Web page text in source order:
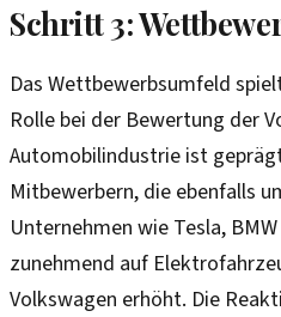
Schritt 3:
Das Wettbewerbsumfeld
Rolle bei der Bewertung der
Automobilindustrie ist
Mitbewerbern, die ebenfalls
Unternehmen wie Tesla,
zunehmend auf
Volkswagen erhöht. Die